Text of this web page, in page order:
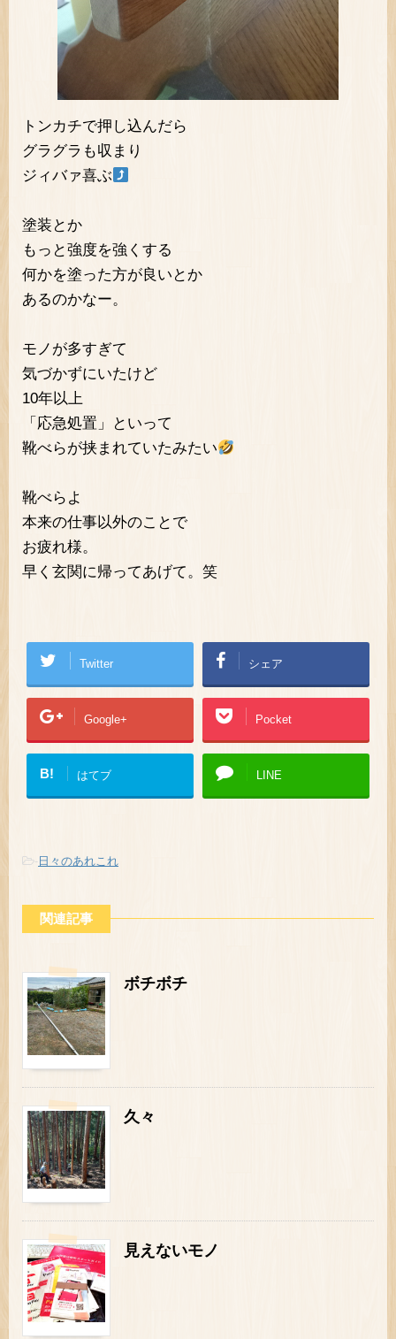
トンカチで押し込んだら
グラグラも収まり
ジィバァ喜ぶ
塗装とか
もっと強度を強くする
何かを塗った方が良いとか
あるのかなー。
モノが多すぎて
気づかずにいたけど
10年以上
「応急処置」といって
靴べらが挟まれていたみたい
靴べらよ
本来の仕事以外のことで
お疲れ様。
早く玄関に帰ってあげて。笑
Twitter シェア
Google+ Pocket
B! はてブ LINE
- 日々のあれこれ
関連記事
ボチボチ
久々
見えないモノ